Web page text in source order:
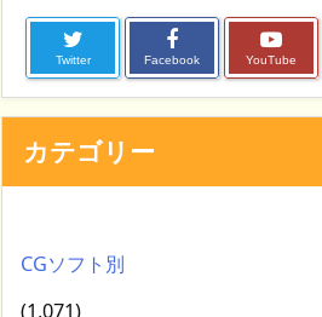
Twitter Facebook YouTube
カテゴリー
CGソフト別
(1,071)